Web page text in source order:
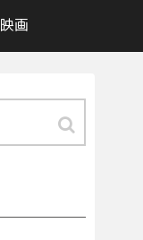
映画